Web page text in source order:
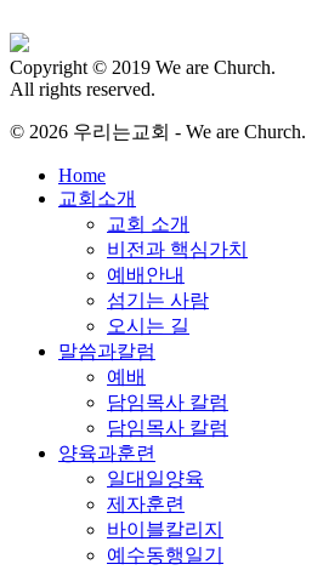
Copyright © 2019 We are Church.
All rights reserved.
© 2026 우리는교회 - We are Church.
Close
Menu
Home
교회소개
교회 소개
비전과 핵심가치
예배안내
섬기는 사람
오시는 길
말씀과칼럼
예배
담임목사 칼럼
담임목사 칼럼
양육과훈련
일대일양육
제자훈련
바이블칼리지
예수동행일기